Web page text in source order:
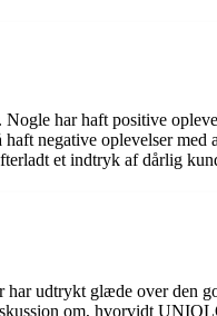
har haft positive
negative oplevelser
et indtryk af dårlig
udtrykt glæde over den
om, hvorvidt